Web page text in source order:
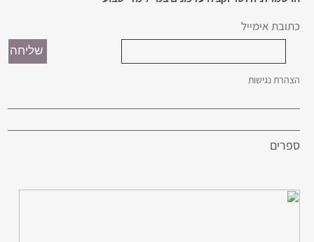
כתובת אימייל
הצהרת נגישות
ספרים